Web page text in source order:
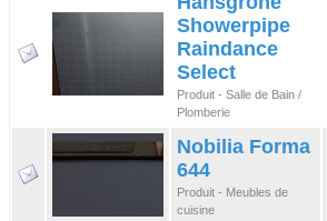
Showerpipe
Raindance
Select
Produit - Salle de Bain /
Plomberie
Nobilia Forma
644
Produit - Meubles de
cuisine